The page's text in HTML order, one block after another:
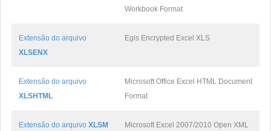
Workbook Format
Extensão do arquivo
XLSENX
Egis Encrypted Excel XLS
Extensão do arquivo
XLSHTML
Microsoft Office Excel HTML Document
Format
Extensão do arquivo XLSM
Microsoft Excel 2007/2010 Open XML